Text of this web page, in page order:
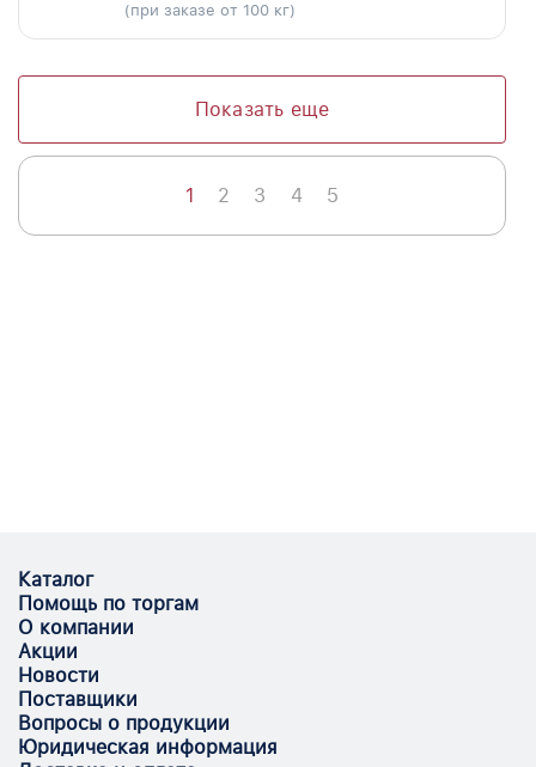
(при заказе от 100 кг)
Показать еще
1 2 3 4 5
Каталог
Помощь по торгам
О компании
Акции
Новости
Поставщики
Вопросы о продукции
Юридическая информация